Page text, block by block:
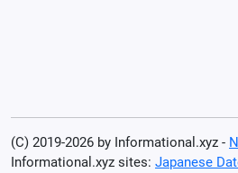
(C) 2019-2026 by Informational.xyz -
Informational.xyz sites: Japanese